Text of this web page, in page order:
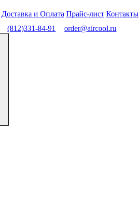
Доставка и Оплата Прайс-лист Контакты
(812)331-84-91
order@aircool.ru